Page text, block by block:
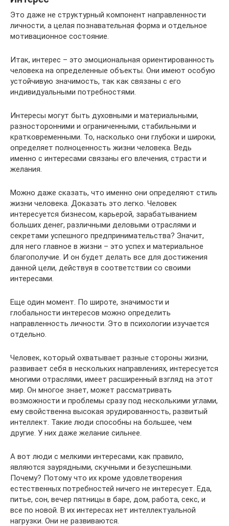
Это даже не структурный компонент направленности
личности, а целая познавательная форма и отдельное
мотивационное состояние.
Итак, интерес – это эмоциональная ориентированность
человека на определенные объекты. Они имеют особую
устойчивую значимость, так как связаны с его
индивидуальными потребностями.
Интересы могут быть духовными и материальными,
разносторонними и ограниченными, стабильными и
кратковременными. То, насколько они глубоки и широки,
определяет полноценность жизни человека. Ведь
именно с интересами связаны его влечения, страсти и
желания.
Можно даже сказать, что именно они определяют стиль
жизни человека. Доказать это легко. Человек
интересуется бизнесом, карьерой, зарабатыванием
больших денег, различными деловыми отраслями и
секретами успешного предпринимательства? Значит,
для него главное в жизни – это успех и материальное
благополучие. И он будет делать все для достижения
данной цели, действуя в соответствии со своими
интересами.
Еще один момент. По широте, значимости и
глобальности интересов можно определить
направленность личности. Это в психологии изучается
отдельно.
Человек, который охватывает разные стороны жизни,
развивает себя в нескольких направлениях, интересуется
многими отраслями, имеет расширенный взгляд на этот
мир. Он многое знает, может рассматривать
возможности и проблемы сразу под несколькими углами,
ему свойственна высокая эрудированность, развитый
интеллект. Такие люди способны на большее, чем
другие. У них даже желание сильнее.
А вот люди с мелкими интересами, как правило,
являются заурядными, скучными и безуспешными.
Почему? Потому что их кроме удовлетворения
естественных потребностей ничего не интересует. Еда,
питье, сон, вечер пятницы в баре, дом, работа, секс, и
все по новой. В их интересах нет интеллектуальной
нагрузки. Они не развиваются.